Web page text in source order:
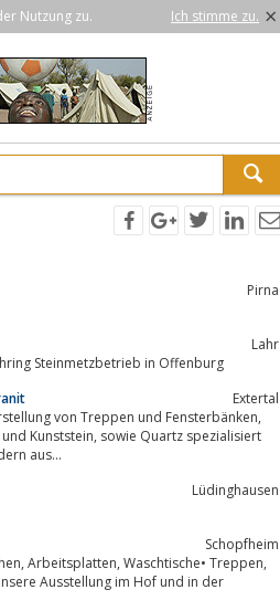
Nutzung zu. Ich stimme zu. ×
Pirna
Lahr
vieles mehr...Gehring Steinmetzbetrieb in Offenburg
Extertal
aus...
Lüdinghausen
Schopfheim